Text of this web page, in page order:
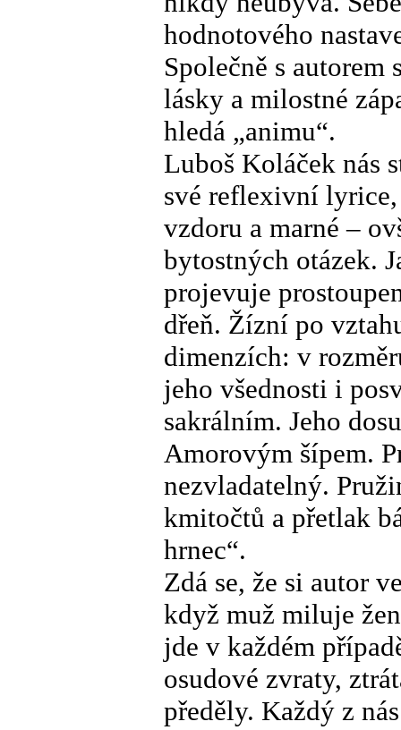
hodnotového
Společně s
lásky a milostné
hledá „animu“.
Luboš Koláček nás
své reflexivní
vzdoru a marné –
bytostných otázek.
projevuje
dřeň. Žízní po
dimenzích: v
jeho všednosti i
sakrálním. Jeho
Amorovým šípem.
nezvladatelný.
kmitočtů a přetlak
hrnec“.
Zdá se, že si autor
když muž miluje
jde v každém
osudové zvraty,
předěly. Každý z